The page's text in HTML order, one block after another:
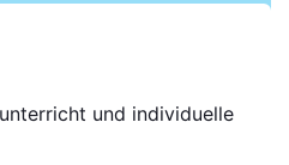
und individuelle